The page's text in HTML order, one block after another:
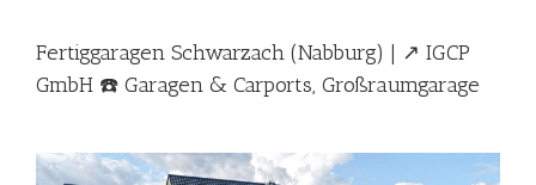
Fertiggaragen Schwarzach (Nabburg) | ↗️ IGCP
GmbH ☎️ Garagen & Carports, Großraumgarage